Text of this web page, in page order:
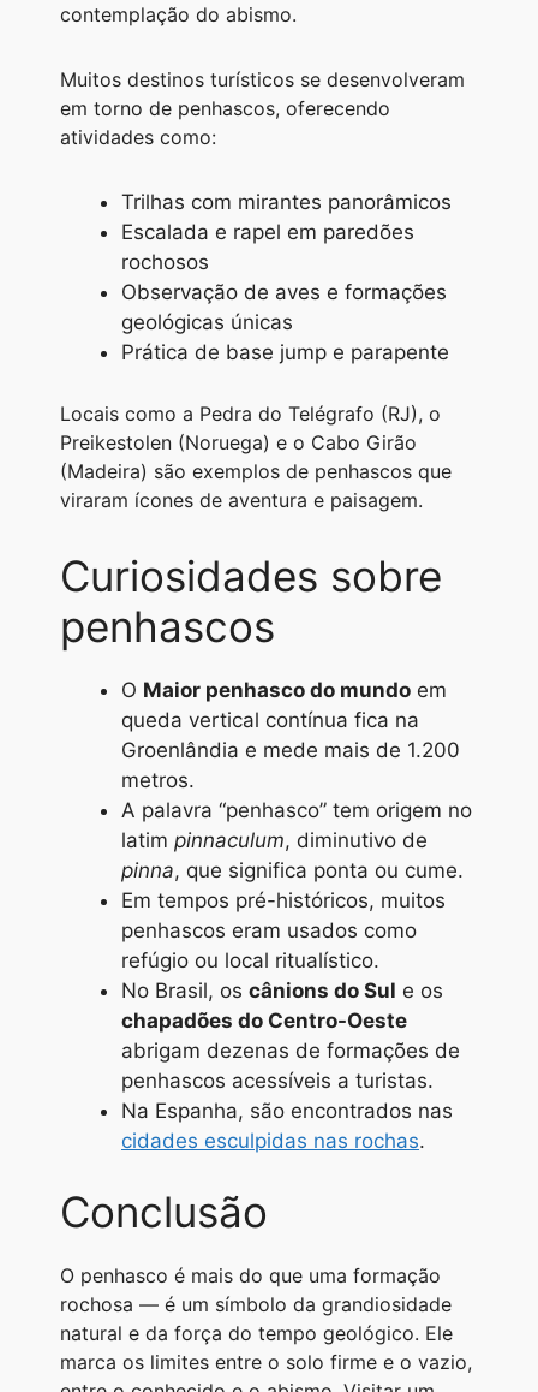
contemplação do abismo.
Muitos destinos turísticos se desenvolveram
em torno de penhascos, oferecendo
atividades como:
Trilhas com mirantes panorâmicos
Escalada e rapel em paredões
rochosos
Observação de aves e formações
geológicas únicas
Prática de base jump e parapente
Locais como a Pedra do Telégrafo (RJ), o
Preikestolen (Noruega) e o Cabo Girão
(Madeira) são exemplos de penhascos que
viraram ícones de aventura e paisagem.
Curiosidades sobre
penhascos
O Maior penhasco do mundo em
queda vertical contínua fica na
Groenlândia e mede mais de 1.200
metros.
A palavra “penhasco” tem origem no
latim pinnaculum, diminutivo de
pinna, que significa ponta ou cume.
Em tempos pré-históricos, muitos
penhascos eram usados como
refúgio ou local ritualístico.
No Brasil, os cânions do Sul e os
chapadões do Centro-Oeste
abrigam dezenas de formações de
penhascos acessíveis a turistas.
Na Espanha, são encontrados nas
cidades esculpidas nas rochas.
Conclusão
O penhasco é mais do que uma formação
rochosa — é um símbolo da grandiosidade
natural e da força do tempo geológico. Ele
marca os limites entre o solo firme e o vazio,